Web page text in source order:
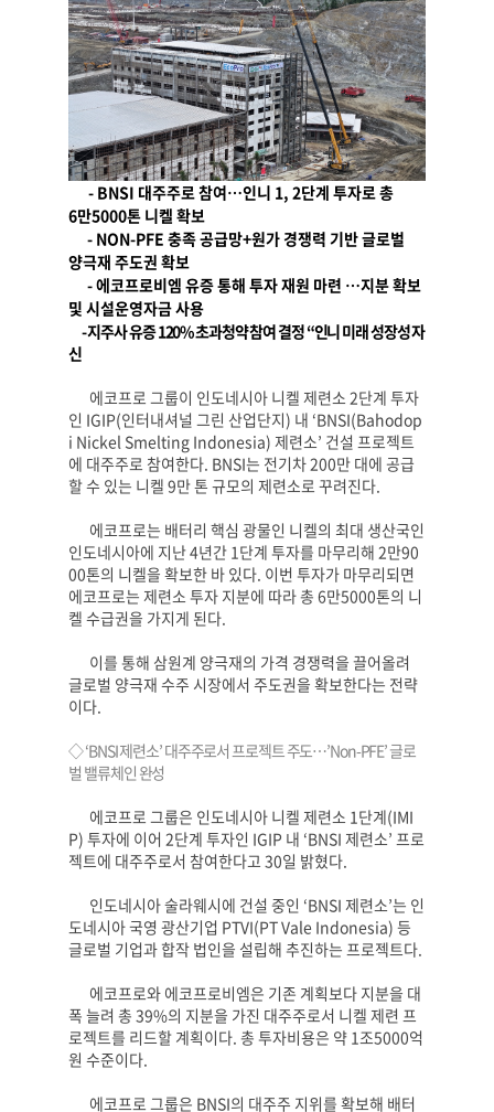
- BNSI 대주주로 참여…인니 1, 2단계 투자로 총
6만5000톤 니켈 확보
- NON-PFE충족 공급망+원가 경쟁력 기반 글로벌
양극재 주도권 확보
-에코프로비엠 유증 통해 투자 재원 마련 …지분 확보
및 시설운영자금 사용
-지주사 유증120%초과청약 참여 결정“인니 미래 성장성 자
신
에코프로 그룹이 인도네시아 니켈 제련소2단계 투자
인 IGIP(인터내셔널 그린 산업단지) 내 ‘BNSI(Bahodop
i Nickel Smelting Indonesia)제련소’ 건설 프로젝트
에 대주주로 참여한다 . BNSI는 전기차200만 대에 공급
할 수 있는 니켈9만 톤 규모의 제련소로 꾸려진다
에코프로는 배터리 핵심 광물인 니켈의 최대 생산국인
인도네시아에 지난4년간 1 단계 투자를 마무리해2만90
00톤의 니켈을 확보한 바 있다 이번 투자가 마무리되면
에코프로는 제련소 투자 지분에 따라 총6만5000톤의 니
켈 수급권을 가지게 된다
이를 통해 삼원계 양극재의 가격 경쟁력을 끌어올려
글로벌 양극재 수주 시장에서 주도권을 확보한다는 전략
이다
◇‘BNSI제련소’대주주로서 프로젝트 주도…’Non-PFE’글로
벌 밸류체인 완성
에코프로 그룹은 인도네시아 니켈 제련소 1 단계(IMI
P)투자에 이어2단계 투자인 IGIP 내 ‘BNSI제련소’ 프로
젝트에 대주주로서 참여한다고 30일 밝혔다
인도네시아 술라웨시에 건설 중인 ‘BNSI제련소’는 인
도네시아 국영 광산기업 PTVI(PT Vale Indonesia)등
글로벌 기업과 합작 법인을 설립해 추진하는 프로젝트다
에코프로와 에코프로비엠은 기존 계획보다 지분을 대
폭 늘려 총 39%의 지분을 가진 대주주로서 니켈 제련 프
로젝트를 리드할 계획이다 .총 투자비용은 약 1 조5000억
원 수준이다
에코프로 그룹은 BNSI의 대주주 지위를 확보해 배터